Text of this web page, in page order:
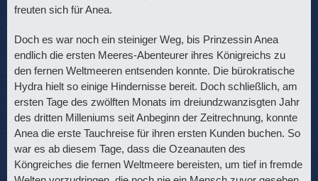
freuten sich für Anea.
Doch es war noch ein steiniger Weg, bis Prinzessin Anea
endlich die ersten Meeres-Abenteurer ihres Königreichs zu
den fernen Weltmeeren entsenden konnte. Die bürokratische
Hydra hielt so einige Hindernisse bereit. Doch schließlich, am
ersten Tage des zwölften Monats im dreiundzwanzisgten Jahr
des dritten Milleniums seit Anbeginn der Zeitrechnung, konnte
Anea die erste Tauchreise für ihren ersten Kunden buchen. So
war es ab diesem Tage, dass die Ozeanauten des
Köngreiches die fernen Weltmeere bereisten, um tief in fremde